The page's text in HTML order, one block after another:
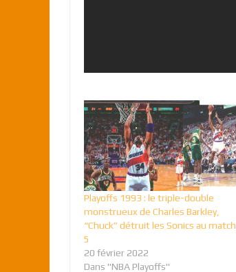
Playoffs 1993 : le triple-double
monstrueux de Charles Barkley,
“Chuck” détruit les Sonics au match
5
20 février 2022
Dans "NBA Playoffs"